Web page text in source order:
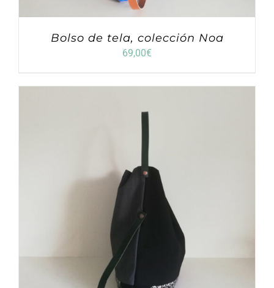
Bolso de tela, colección Noa
69,00€